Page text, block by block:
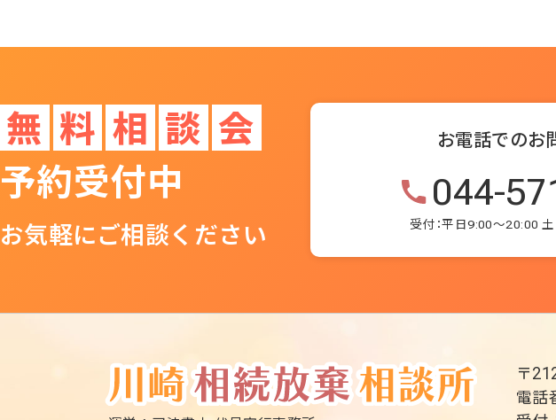
無 料 相 談 会
予約受付中
お気軽にご相談ください
お電話でのお
044-
受付：平日9:00～20:00
〒
電話